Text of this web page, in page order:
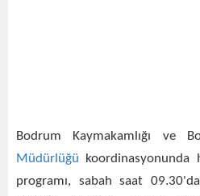
Bodrum Kaymakamlığı ve
Müdürlüğü koordinasyonunda
programı, sabah saat